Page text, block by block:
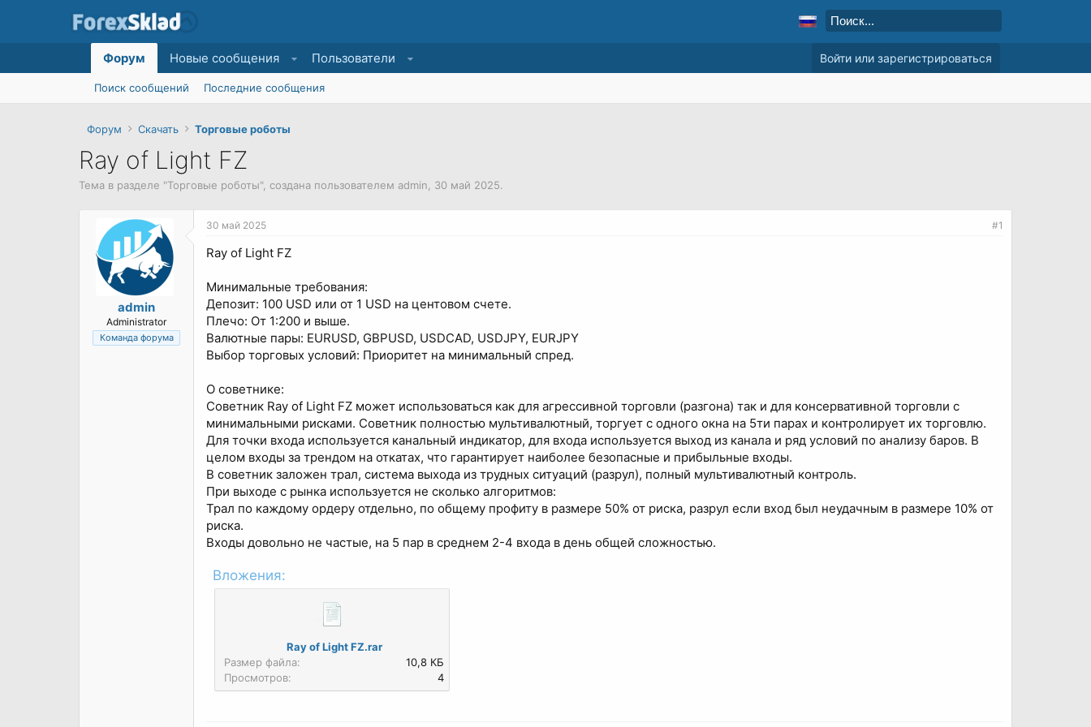
Форум Скачать Торговые роботы
Ray of Light FZ
Тема в разделе "Торговые роботы", создана пользователем admin 30 май 2025.
admin
Administrator
Команда форума
30 май 2025 #1
Ray of Light FZ
Минимальные требования:
Депозит: 100 USD или от 1 USD на центовом счете.
Плечо: От 1:200 и выше.
Валютные пары: EURUSD, GBPUSD, USDCAD, USDJPY, EURJPY
Выбор торговых условий: Приоритет на минимальный спред.
О советнике:
Советник Ray of Light FZ может использоваться как для агрессивной торговли (разгона) так и для консервативной торговли с
минимальными рисками. Советник полностью мультивалютный, торгует с одного окна на 5ти парах и контролирует их торговлю.
Для точки входа используется канальный индикатор, для входа используется выход из канала и ряд условий по анализу баров. В
целом входы за трендом на откатах, что гарантирует наиболее безопасные и прибыльные входы.
В советник заложен трал, система выхода из трудных ситуаций (разрул), полный мультивалютный контроль.
При выходе с рынка используется не сколько алгоритмов:
Трал по каждому ордеру отдельно, по общему профиту в размере 50% от риска, разрул если вход был неудачным в размере 10% от
риска.
Входы довольно не частые, на 5 пар в среднем 2-4 входа в день общей сложностью.
Вложения:
Ray of Light FZ.rar
Размер файла:
10,8 КБ
Просмотров:
4
Форум
Поиск сообщений Последние сообщения
Новые сообщения Пользователи Войти или зарегистрироваться